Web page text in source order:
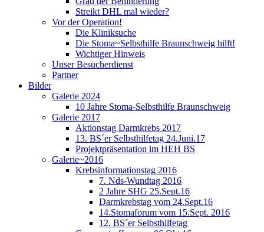
Streikt DHL mal wieder?
Vor der Operation!
Die Kliniksuche
Die Stoma~Selbsthilfe Braunschweig hilft!
Wichtiger Hinweis
Unser Besucherdienst
Partner
Bilder
Galerie 2024
10 Jahre Stoma-Selbsthilfe Braunschweig
Galerie 2017
Aktionstag Darmkrebs 2017
13. BS´er Selbsthilfetag 24.Juni.17
Projektpräsentation im HEH BS
Galerie~2016
Krebsinformationstag 2016
7. Nds-Wundtag 2016
2 Jahre SHG 25.Sept.16
Darmkrebstag vom 24.Sept.16
14.Stomaforum vom 15.Sept. 2016
12. BS´er Selbsthilfetag